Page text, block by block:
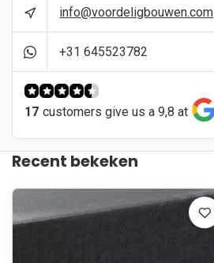
info@voordeligbouwen.com
+31 645523782
17 customers give us a 9,8 at
Recent bekeken